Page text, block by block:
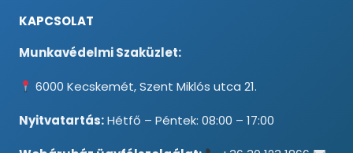
KAPCSOLAT
Munkavédelmi Szaküzlet:
6000 Kecskemét, Szent Miklós utca 21.
Nyitvatartás:Hétfő – Péntek: 08:00 – 17:00